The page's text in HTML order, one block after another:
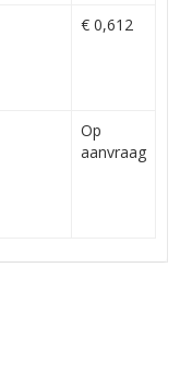
€ 0,612
Op
aanvraag